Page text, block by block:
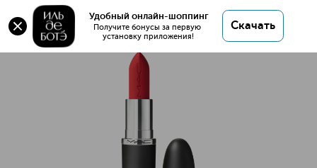
Удобный онлайн-шоппинг
Получите бонусы за первую
установку приложения!
Скачать
Оригинал 💯 MACXIMAL MATTE LIPSTICK Губная
помада купить в интернет магазине ИЛЬ ДЕ
БОТЭ с доставкой.
MACXIMAL MATTE LIPSTICK Губная помада